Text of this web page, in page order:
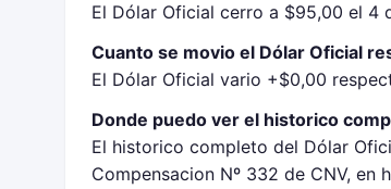
El Dólar Oficial cerro a $95,00 el 4
Cuanto se movio el Dólar Oficial
El Dólar Oficial vario +$0,00
Donde puedo ver el historico
El historico completo del Dólar
Compensacion Nº 332 de CNV,